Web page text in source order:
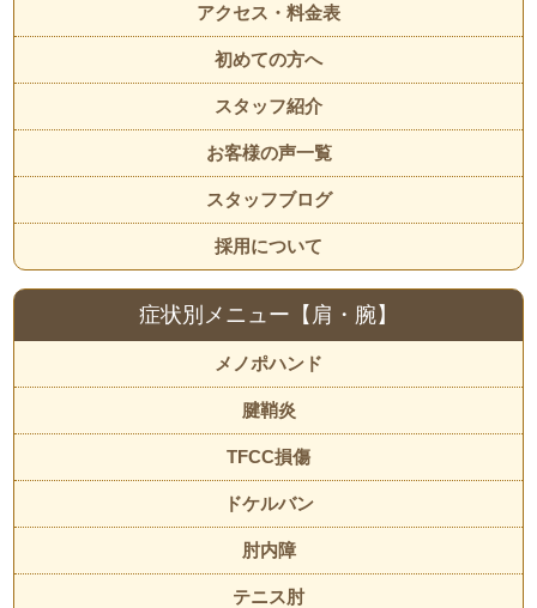
アクセス・料金表
初めての方へ
スタッフ紹介
お客様の声一覧
スタッフブログ
採用について
症状別メニュー【肩・腕】
メノポハンド
腱鞘炎
TFCC損傷
ドケルバン
肘内障
テニス肘